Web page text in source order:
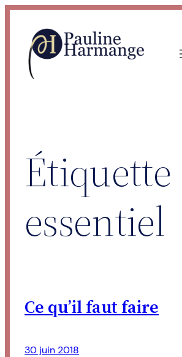
contenu
Étiquette
essentiel
Ce qu’il faut faire
30 juin 2018